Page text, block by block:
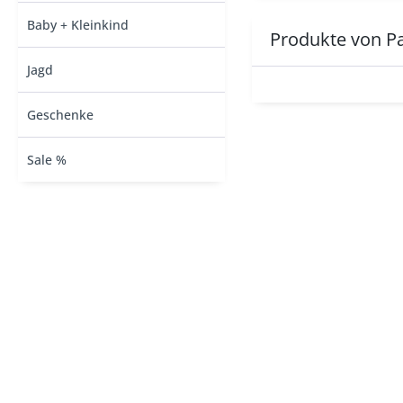
Baby + Kleinkind
Jagd
Geschenke
Sale %
Produkte von